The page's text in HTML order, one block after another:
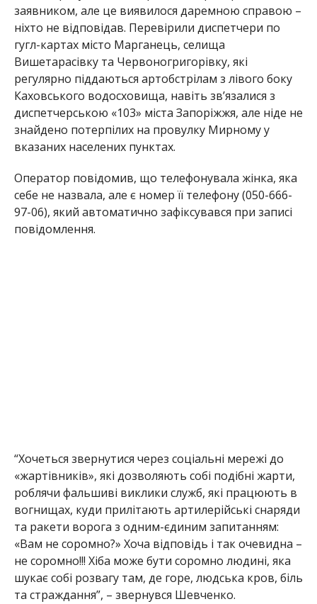
заявником, але це виявилося даремною справою –
ніхто не відповідав. Перевірили диспетчери по
гугл-картах місто Марганець, селища
Вишетарасівку та Червоногригорівку, які
регулярно піддаються артобстрілам з лівого боку
Каховського водосховища, навіть зв’язалися з
диспетчерською «103» міста Запоріжжя, але ніде не
знайдено потерпілих на провулку Мирному у
вказаних населених пунктах.
Оператор повідомив, що телефонувала жінка, яка
себе не назвала, але є номер її телефону (050-666-
97-06), який автоматично зафіксувався при записі
повідомлення.
“Хочеться звернутися через соціальні мережі до
«жартівників», які дозволяють собі подібні жарти,
роблячи фальшиві виклики служб, які працюють в
вогнищах, куди прилітають артилерійські снаряди
та ракети ворога з одним-єдиним запитанням:
«Вам не соромно?» Хоча відповідь і так очевидна –
не соромно!!! Хіба може бути соромно людині, яка
шукає собі розвагу там, де горе, людська кров, біль
та страждання”, – звернувся Шевченко.